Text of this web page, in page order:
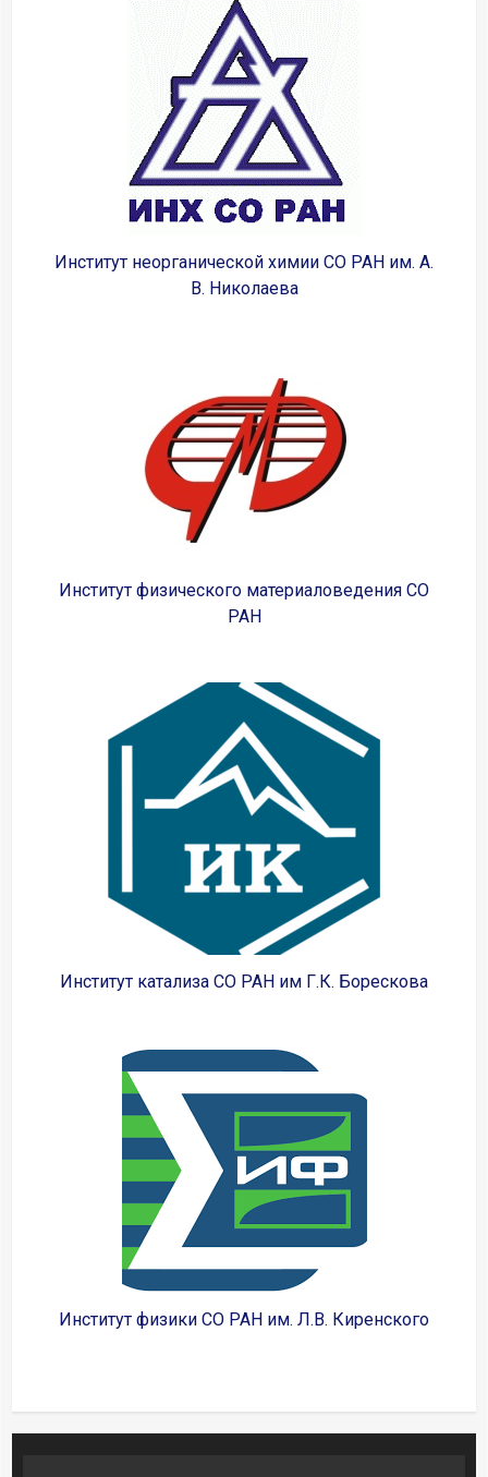
Институт неорганической химии СО РАН им. А.
В. Николаева
Институт физического материаловедения СО
РАН
Институт катализа СО РАН им Г.К. Борескова
Институт физики СО РАН им. Л.В. Киренского